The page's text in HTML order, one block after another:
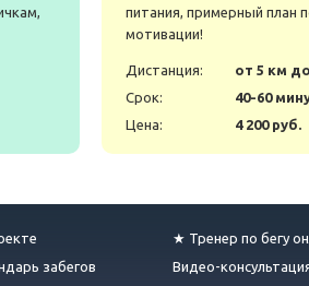
питания, примерный план
мотивации!
Дистанция:
от 5 км
Срок:
40-60
Цена:
4 200 руб.
забегов
★ Тренер по бегу
Видео-